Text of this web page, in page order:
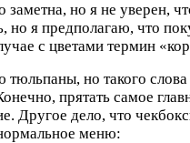
заметна, но я не уверен,
я предполагаю, что
с цветами термин «
но такого
прятать самое
Другое дело, что
меню: